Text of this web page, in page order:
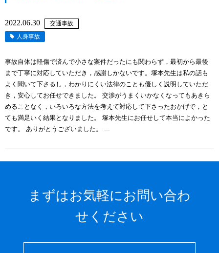
2022.06.30
交通事故
人身事故
事故自体は軽傷で済んで小さな案件だったにも関わらず，最初から最後
まで丁寧に対応していただき，感謝しかないです。塚本先生は私の話も
よく聞いて下さるし，わかりにくい法律のことも優しく説明していただ
き，安心してお任せできました。 交渉がうまくいかなくなってもあきら
めることなく，いろいろな方法を考えて対応して下さったおかげで，と
ても満足いく結果となりました。 塚本先生にお任せして本当によかった
です。 ありがとうございました。 ...
まずはお気軽にお問い合わ
せください